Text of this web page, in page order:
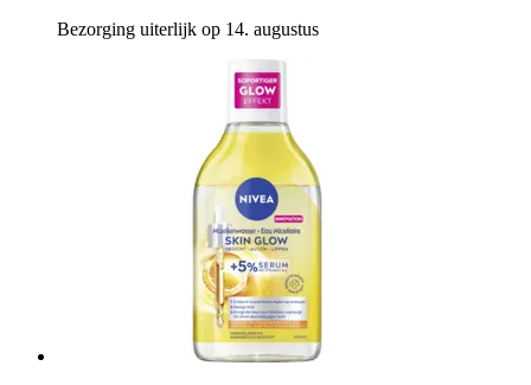
Bezorging uiterlijk op 14. augustus